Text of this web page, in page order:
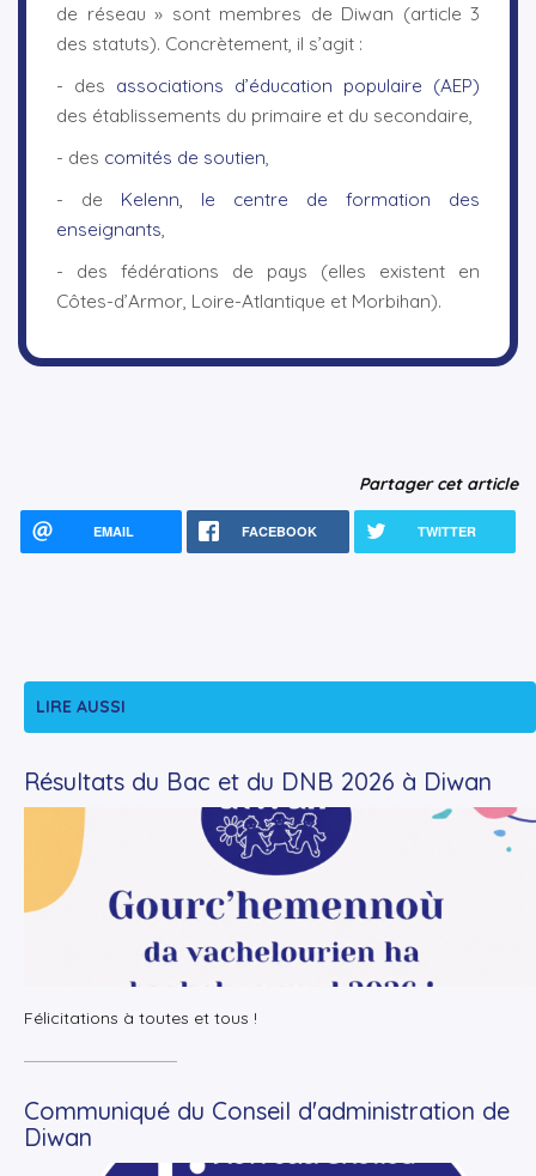
de réseau » sont membres de Diwan (article 3
des statuts). Concrètement, il s’agit :
- des associations d’éducation populaire (AEP)
des établissements du primaire et du secondaire,
- des comités de soutien
- de Kelenn, le centre de formation des
enseignants
- des fédérations de pays (elles existent en
Côtes-d’Armor, Loire-Atlantique et Morbihan).
Partager cet article
EMAIL FACEBOOK TWITTER
LIRE AUSSI
Résultats du Bac et du DNB 2026 à Diwan
+Lire la suite
Félicitations à toutes et tous !
Communiqué du Conseil d'administration de
Diwan